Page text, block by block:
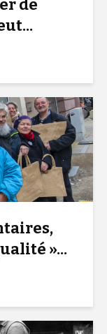
de
»...